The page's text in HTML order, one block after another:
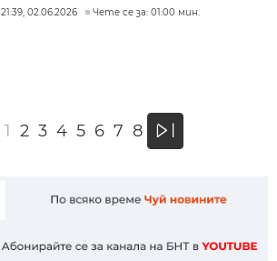
21:39, 02.06.2026 Чете се за: 01:00 мин.
1 2 3 4 5 6 7 8 »